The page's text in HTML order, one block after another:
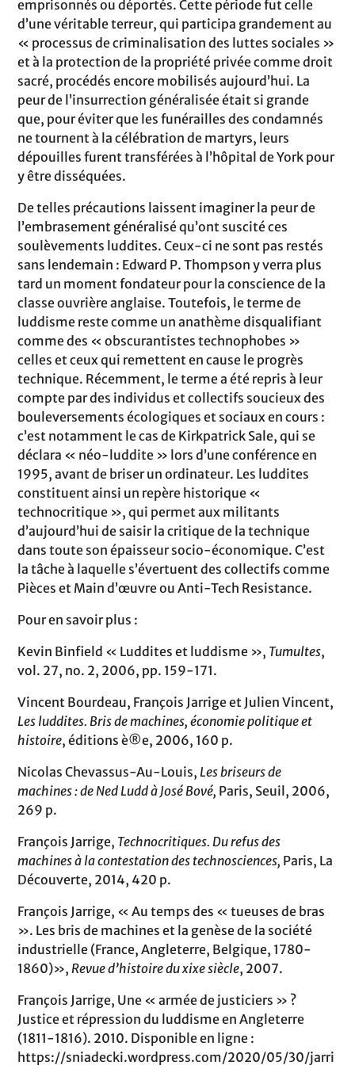
emprisonnés ou déportés. Cette période fut celle
d’une véritable terreur, qui participa grandement au
« processus de criminalisation des luttes sociales »
et à la protection de la propriété privée comme droit
sacré, procédés encore mobilisés aujourd’hui. La
peur de l’insurrection généralisée était si grande
que, pour éviter que les funérailles des condamnés
ne tournent à la célébration de martyrs, leurs
dépouilles furent transférées à l’hôpital de York pour
y être disséquées.
De telles précautions laissent imaginer la peur de
l’embrasement généralisé qu’ont suscité ces
soulèvements luddites. Ceux-ci ne sont pas restés
sans lendemain : Edward P. Thompson y verra plus
tard un moment fondateur pour la conscience de la
classe ouvrière anglaise. Toutefois, le terme de
luddisme reste comme un anathème disqualifiant
comme des « obscurantistes technophobes »
celles et ceux qui remettent en cause le progrès
technique. Récemment, le terme a été repris à leur
compte par des individus et collectifs soucieux des
bouleversements écologiques et sociaux en cours :
c’est notamment le cas de Kirkpatrick Sale, qui se
déclara « néo-luddite » lors d’une conférence en
1995, avant de briser un ordinateur. Les luddites
constituent ainsi un repère historique «
technocritique », qui permet aux militants
d’aujourd’hui de saisir la critique de la technique
dans toute son épaisseur socio-économique. C’est
la tâche à laquelle s’évertuent des collectifs comme
Pièces et Main d’œuvre ou Anti-Tech Resistance.
Pour en savoir plus :
Kevin Binfield « Luddites et luddisme », Tumultes,
vol. 27, no. 2, 2006, pp. 159-171.
Vincent Bourdeau, François Jarrige et Julien Vincent,
Les luddites. Bris de machines, économie politique et
histoire, éditions è®e, 2006, 160 p.
Nicolas Chevassus-Au-Louis, Les briseurs de
machines : de Ned Ludd à José Bové, Paris, Seuil, 2006,
269 p.
François Jarrige, Technocritiques. Du refus des
machines à la contestation des technosciences, Paris, La
Découverte, 2014, 420 p.
François Jarrige, « Au temps des « tueuses de bras
». Les bris de machines et la genèse de la société
industrielle (France, Angleterre, Belgique, 1780-
1860)», Revue d’histoire du xixe siècle, 2007.
François Jarrige, Une « armée de justiciers » ?
Justice et répression du luddisme en Angleterre
(1811-1816). 2010. Disponible en ligne :
https://sniadecki.wordpress.com/2020/05/30/jarri